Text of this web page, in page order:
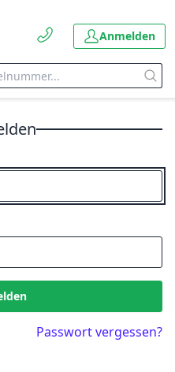
Anmelden
Passwort vergessen?